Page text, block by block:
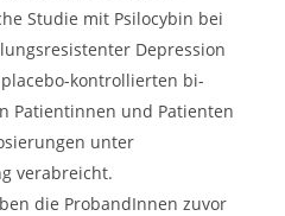
Studie mit Psilocybin bei
Depression
kontrollierten bi-
Patientinnen und Patienten
unter
verabreicht.
die ProbandInnen zuvor